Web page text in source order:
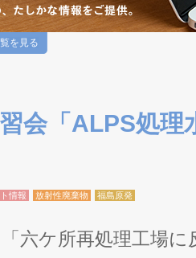
を見る
会「ALPS処理
情報 放射性廃棄物 福島原発
六ケ所再処理工場